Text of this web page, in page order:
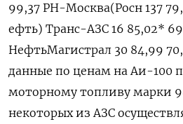
99,37 РН-Москва(Росн 137
ефть) Транс-АЗС 16 85,02*
НефтьМагистрал 30 84,99
данные по ценам на Аи-100
моторному топливу марки
некоторых из АЗС